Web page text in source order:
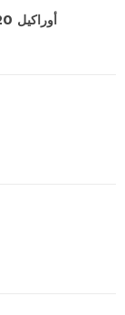
أوراكيل 20% مسحوق قابل للذوبان في الماء